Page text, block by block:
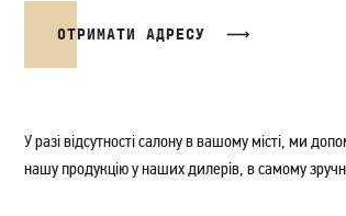
ОТРИМАТИ АДРЕСУ
У разі відсутності салону в вашому місті, ми
нашу продукцію у наших дилерів, в самому